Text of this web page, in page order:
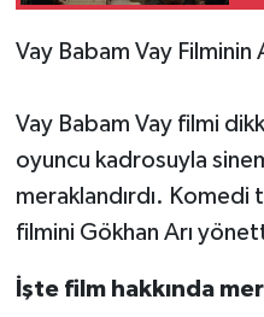
Vay Babam Vay Filminin
Vay Babam Vay filmi
oyuncu kadrosuyla
meraklandırdı. Komedi
filmini Gökhan Arı
İşte film hakkında